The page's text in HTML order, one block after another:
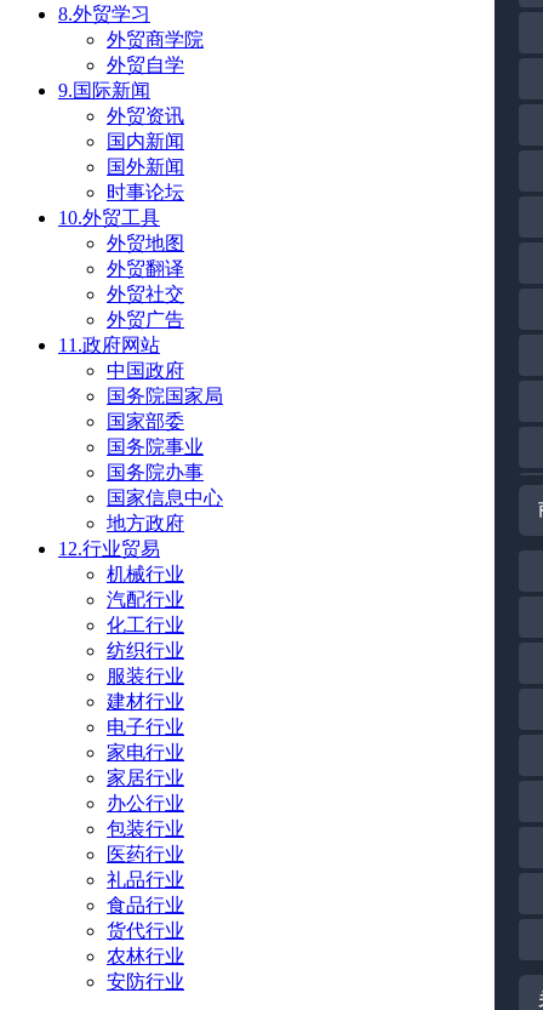
8.外贸学习
外贸商学院
外贸自学
9.国际新闻
外贸资讯
国内新闻
国外新闻
时事论坛
10.外贸工具
外贸地图
外贸翻译
外贸社交
外贸广告
11.政府网站
中国政府
国务院国家局
国家部委
国务院事业
国务院办事
国家信息中心
地方政府
12.行业贸易
机械行业
汽配行业
化工行业
纺织行业
服装行业
建材行业
电子行业
家电行业
家居行业
办公行业
包装行业
医药行业
礼品行业
食品行业
货代行业
农林行业
安防行业